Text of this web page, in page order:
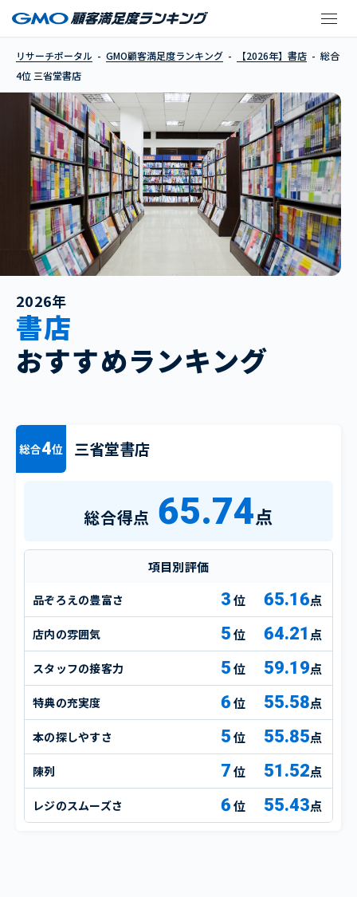
リサーチポータル GMO顧客満足度ランキング 【2026年】書店
総合
4位 三省堂書店
2026年
書店
おすすめランキング
総合4位 三省堂書店
総合得点 65.74点
項目別評価
品ぞろえの豊富さ 3 65.16点
店内の雰囲気 5 64.21 点
スタッフの接客力 5 59.19点
特典の充実度 6 55.58点
本の探しやすさ 5 55.85点
陳列 7 51.52点
レジのスムーズさ 6 55.43点